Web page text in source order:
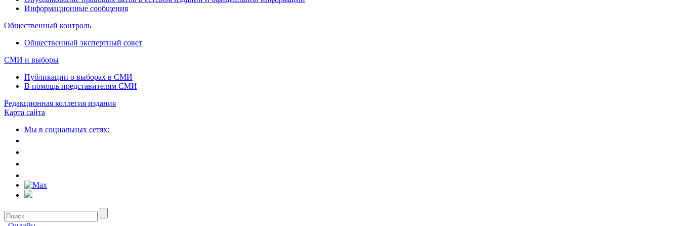
Информационные сообщения
Общественный контроль
Общественный экспертный совет
СМИ и выборы
Публикации о выборах в СМИ
В помощь представителям СМИ
Редакционная коллегия издания
Карта сайта
Мы в социальных сетях: